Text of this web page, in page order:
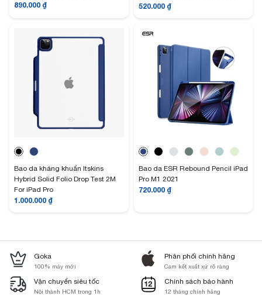
890.000 ₫ 520.000 ₫
Bao da kháng khuẩn Itskins
Hybrid Solid Folio Drop Test 2M
For iPad Pro
1.000.000 ₫
Bao da ESR Rebound Pencil iPad
Pro M1 2021
720.000 ₫
Goka
100% máy mới
Phân phối chính hãng
Cam kết xuất xứ rõ ràng
Vận chuyển siêu tốc
Nội thành HCM trong 1h
Chính sách bảo hành
12 tháng chính hãng